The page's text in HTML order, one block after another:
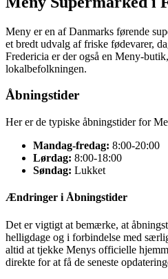
Meny er en af Danmarks førende
et bredt udvalg af friske fødevarer,
Fredericia er der også en Meny-
lokalbefolkningen.
Åbningstider
Her er de typiske åbningstider for
Mandag-fredag: 8:00-20:00
Lørdag: 8:00-18:00
Søndag: Lukket
Ændringer i Åbningstider
Det er vigtigt at bemærke, at
helligdage og i forbindelse med
altid at tjekke Menys officielle
direkte for at få de seneste